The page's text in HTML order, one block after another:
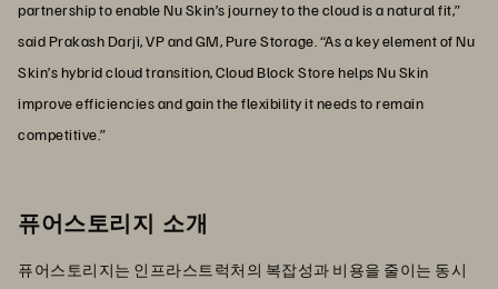
partnership to enable Nu Skin’s journey to the cloud is a natural fit,”
said Prakash Darji, VP and GM, Pure Storage. “As a key element of Nu
Skin’s hybrid cloud transition, Cloud Block Store helps Nu Skin
improve efficiencies and gain the flexibility it needs to remain
competitive.”
퓨어스토리지 소개
퓨어스토리지는 인프라스트럭처의 복잡성과 비용을 줄이는 동시